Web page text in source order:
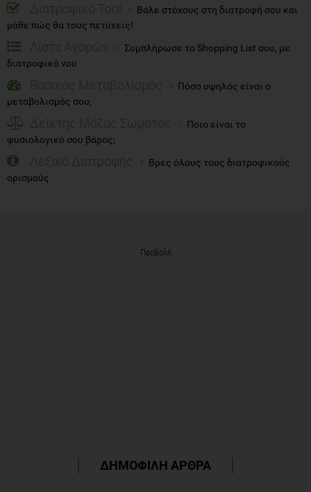
Διατροφικό Tool
Βάλε στόχους στη διατροφή σου και
μάθε πώς θα τους πετύχεις!
Λίστα Αγορών
Συμπλήρωσε το Shopping List σου, με
διατροφικό νου
Βασικός Μεταβολισμός
Πόσο υψηλός είναι ο
μεταβολισμός σου;
Δείκτης Μάζας Σώματος
Ποιο είναι το
φυσιολογικό σου βάρος;
Λεξικό Διατροφής
Βρες όλους τους διατροφικούς
ορισμούς
Προβολή
ΔΗΜΟΦΙΛΗ ΑΡΘΡΑ